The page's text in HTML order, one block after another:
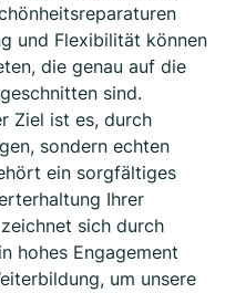
und Flexibilität können
die genau auf die
sind.
Ziel ist es, durch
sondern echten
ein sorgfältiges
Ihrer
sich durch
hohes Engagement
um unsere